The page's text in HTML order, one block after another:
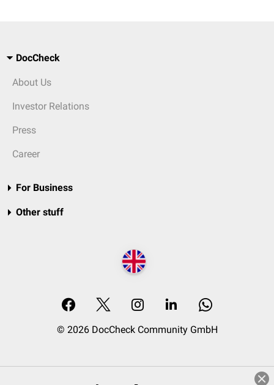
DocCheck
About Us
Investor Relations
Press
Career
For Business
Other stuff
© 2026 DocCheck Community GmbH